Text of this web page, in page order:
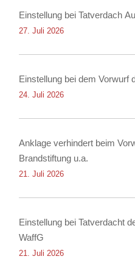
Einstellung bei Tatverdach
27. Juli 2026
Einstellung bei dem Vorwurf
24. Juli 2026
Anklage verhindert beim
Brandstiftung u.a.
21. Juli 2026
Einstellung bei Tatverdacht
WaffG
21. Juli 2026